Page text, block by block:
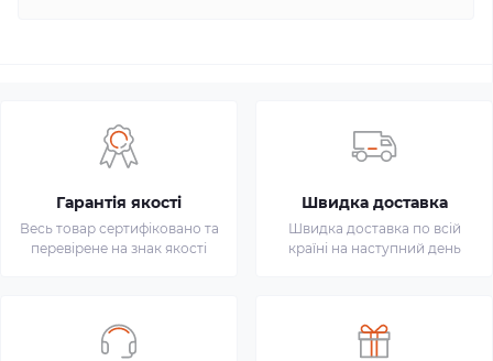
Гарантія якості
Весь товар сертифіковано та
перевірене на знак якості
Швидка доставка
Швидка доставка по всій
країні на наступний день